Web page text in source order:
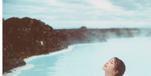
565.244,34.978
565.378,37.899
C565.522,41.056
565.552,42.003
565.552,50
C565.552,57.996